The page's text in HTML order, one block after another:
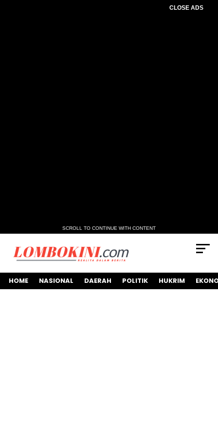
CLOSE ADS
SCROLL TO CONTINUE WITH CONTENT
HOME NASIONAL DAERAH POLITIK HUKRIM